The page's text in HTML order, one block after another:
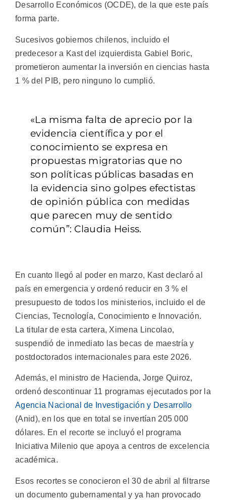
Desarrollo Económicos (OCDE), de la que este país
forma parte.
Sucesivos gobiernos chilenos, incluido el
predecesor a Kast del izquierdista Gabiel Boric,
prometieron aumentar la inversión en ciencias hasta
1 % del PIB, pero ninguno lo cumplió.
«La misma falta de aprecio por la
evidencia científica y por el
conocimiento se expresa en
propuestas migratorias que no
son políticas públicas basadas en
la evidencia sino golpes efectistas
de opinión pública con medidas
que parecen muy de sentido
común”: Claudia Heiss.
En cuanto llegó al poder en marzo, Kast declaró al
país en emergencia y ordenó reducir en 3 % el
presupuesto de todos los ministerios, incluido el de
Ciencias, Tecnología, Conocimiento e Innovación.
La titular de esta cartera, Ximena Lincolao,
suspendió de inmediato las becas de maestría y
postdoctorados internacionales para este 2026.
Además, el ministro de Hacienda, Jorge Quiroz,
ordenó descontinuar 11 programas ejecutados por la
Agencia Nacional de Investigación y Desarrollo
(Anid), en los que en total se invertían 205 000
dólares. En el recorte se incluyó el programa
Iniciativa Milenio que apoya a centros de excelencia
académica.
Esos recortes se conocieron el 30 de abril al filtrarse
un documento gubernamental y ya han provocado